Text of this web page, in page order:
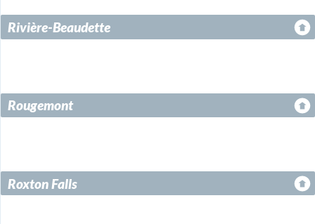
Rivière-Beaudette
Rougemont
Roxton Falls